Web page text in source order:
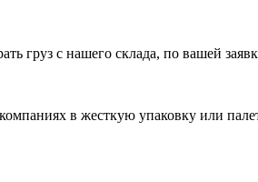
груз с нашего склада, по вашей
в жесткую упаковку или